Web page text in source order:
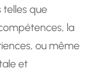
telles que
la
ou même
et